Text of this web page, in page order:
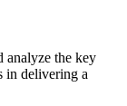
analyze the key
in delivering a